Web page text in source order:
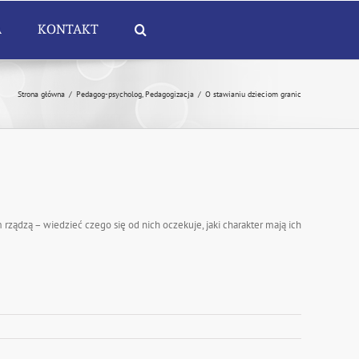
KONTAKT
Strona główna / Pedagog-psycholog,Pedagogizacja / O stawianiu dzieciom granic
– wiedzieć czego się od nich oczekuje, jaki charakter mają ich